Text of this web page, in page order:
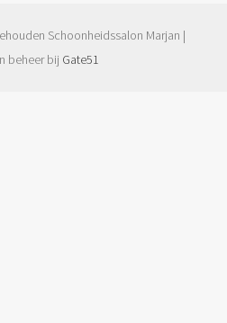
Schoonheidssalon Marjan |
beheer bij Gate51